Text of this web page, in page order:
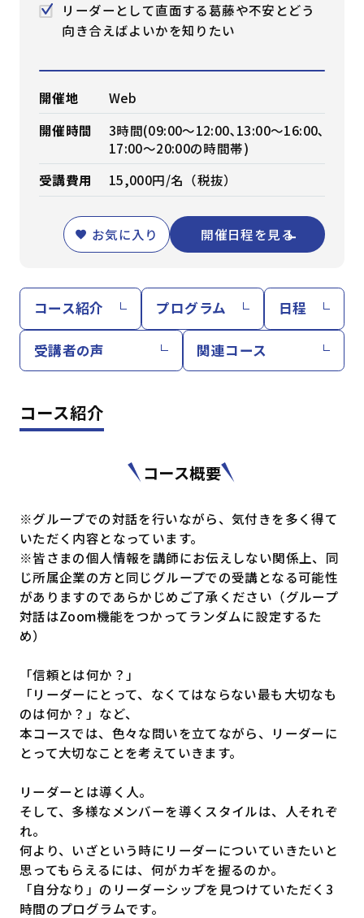
リーダーとして直面する葛藤や不安とどう
向き合えばよいかを知りたい
開催地
Web
開催時間
3時間(09:00～12:00､13:00～16:00､
17:00～20:00の時間帯)
受講費用
15,000円/名（税抜）
お気に入り 開催日程を見る
コース紹介 プログラム 日程
受講者の声 関連コース
コース紹介
コース概要
※グループでの対話を行いながら、気付きを多く得て
いただく内容となっています。
※皆さまの個人情報を講師にお伝えしない関係上、同
じ所属企業の方と同じグループでの受講となる可能性
がありますのであらかじめご了承ください（グループ
対話はZoom機能をつかってランダムに設定するた
め）
「信頼とは何か？」
「リーダーにとって、なくてはならない最も大切なも
のは何か？」など、
本コースでは、色々な問いを立てながら、リーダーに
とって大切なことを考えていきます。
リーダーとは導く人。
そして、多様なメンバーを導くスタイルは、人それぞ
れ。
何より、いざという時にリーダーについていきたいと
思ってもらえるには、何がカギを握るのか。
「自分なり」のリーダーシップを見つけていただく3
時間のプログラムです。